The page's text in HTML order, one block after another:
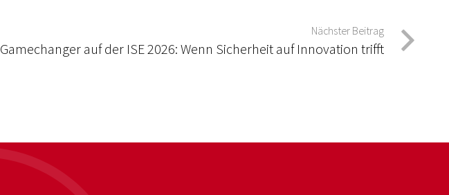
Nächster Beitrag
Gamechanger auf der ISE 2026: Wenn Sicherheit auf Innovation trifft